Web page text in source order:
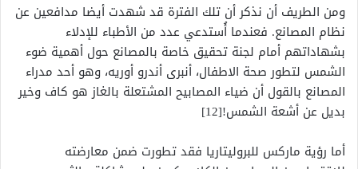
ومن الطريف أن نذكر أن تلك الفترة قد شهدت أيضا مدافعين عن
نظام المصانع. فعندما أُستدعي عدد من الأطباء للإدلاء
بشهاداتهم أمام لجنة تحقيق خاصة بالمصانع حول أهمية ضوء
الشمس لتطور صحة الاطفال، أنبرى أندرو أوريه، وهو أحد مدراء
المصانع بالقول أن ضياء المصابيح المشتعلة بالغاز هو كاف وخير
بديل عن أشعة الشمس![12]
أما رؤية ماركس للبروليتاريا فقد تطورت ضمن معارضته